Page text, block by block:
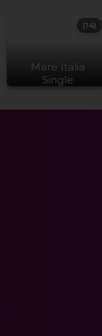
Mare Italia
Single
(14)